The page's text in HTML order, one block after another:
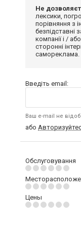
Не
лексики,
порівняння з
безпідставні
компанії і /
сторонні
самореклама.
Введіть email:
Ваш e-mail не
або
Обслуговування
Цены